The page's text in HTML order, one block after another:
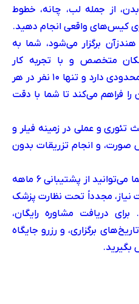
از جمله لب، چانه، خطوط
کیس‌های واقعی انجام دهید.
برگزار می‌شود، شما به
متخصص و با تجربه کار
خواهید کرد. هر کارگاه ظرفیت محدودی دارد و تنها ۱۰ نفر در هر
را فراهم می‌کند تا شما با دقت
و عملی در زمینه فیلر و
و انجام تزریقات بدون
همچنین، پس از اتمام دوره، شما می‌توانید از پشتیبانی ۶ ماهه
نیاز، مجدداً تحت نظارت پزشک
دریافت مشاوره رایگان،
برگزاری، و رزرو جایگاه
بگیرید.